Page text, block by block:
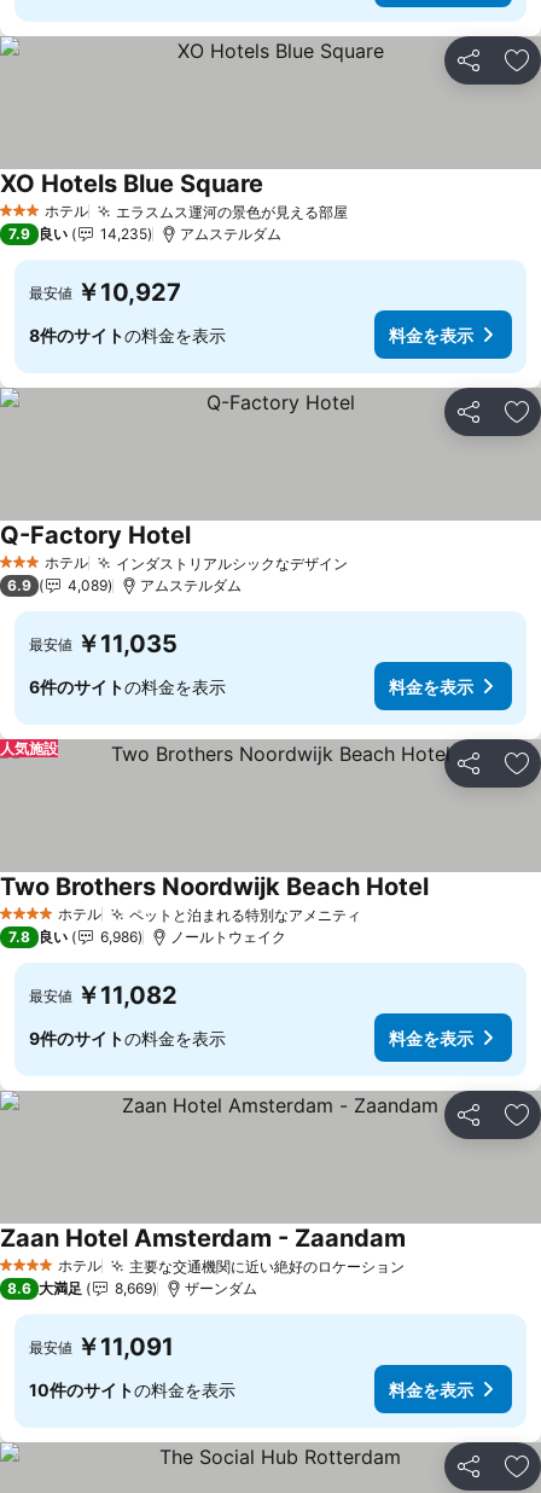
シェア お
3 ホテルのランク
ホテル エラスムス運河の景色が見える部屋
XO Hotels Blue Square
7.9 良い 14,235 アムステルダム
最安値 ￥10,927
8件のサイトの料金を表示 料金を表示
シェア お
3 ホテルのランク
ホテル インダストリアルシックなデザイン
Q-Factory Hotel
6.9 4,089 アムステルダム
最安値 ￥11,035
6件のサイトの料金を表示 料金を表示
シェア お
人気施設
4 ホテルのランク
ホテル ペットと泊まれる特別なアメニティ
Two Brothers Noordwijk Beach Hotel
7.8 良い 6,986 ノールトウェイク
最安値 ￥11,082
9件のサイトの料金を表示 料金を表示
シェア お
4 ホテルのランク
ホテル 主要な交通機関に近い絶好のロケーション
Zaan Hotel Amsterdam - Zaandam
8.6 大満足 8,669 ザーンダム
最安値 ￥11,091
10件のサイトの料金を表示 料金を表示
シェア お